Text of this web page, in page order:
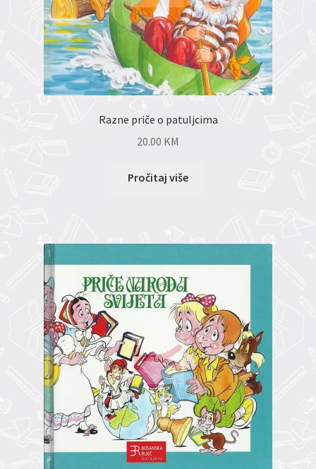
Razne priče o patuljcima
20.00 KM
Pročitaj više